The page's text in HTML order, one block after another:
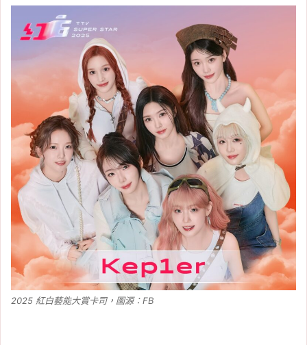
2025 紅白藝能大賞卡司，圖源：FB